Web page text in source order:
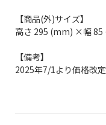
【商品(外)サイズ】
高さ 295 (mm) ×幅
【備考】
2025年7/1より価格改定